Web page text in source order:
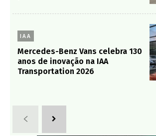
IAA
Mercedes-Benz Vans celebra 130
anos de inovação na IAA
Transportation 2026